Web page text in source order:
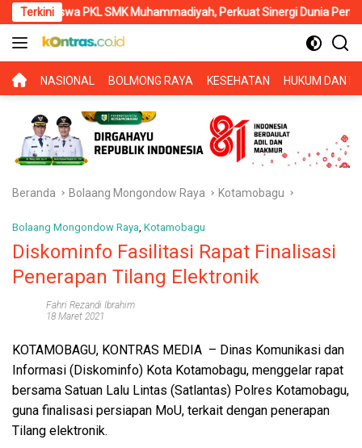
Langsung
ke
konten
Terkini
PKL SMK Muhammadiyah, Perkuat Sinergi Dunia Pendidikan dan
BERANDA
NASIONAL BOLMONG RAYA KESEHATAN HUKUM DAN
Beranda Bolaang Mongondow Raya Kotamobagu
Bolaang Mongondow Raya Kotamobagu
Diskominfo Fasilitasi Rapat Finalisasi
Penerapan Tilang Elektronik
Fahri Rezandi Ibrahim
18 Maret 2021
KOTAMOBAGU, KONTRAS MEDIA – Dinas Komunikasi dan
Informasi (Diskominfo) Kota Kotamobagu, menggelar rapat
bersama Satuan Lalu Lintas (Satlantas) Polres Kotamobagu,
guna finalisasi persiapan MoU, terkait dengan penerapan
Tilang elektronik.